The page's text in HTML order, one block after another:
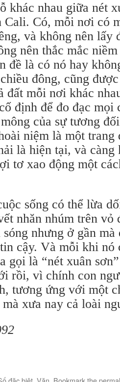
khác nhau giữa nét
Cali. Có, mỗi nơi có
và không nên lấy
nên thắc mắc
đề là có nó hay
đông, cũng
đất mỗi nơi khác
định để đo đạc mọi
của sự tương
niệm là một trang
là hiện tại, và càng
tơ xao động một
sống có thể lừa
nhăn nhúm trên vỏ
nhưng ở gần
cậy. Và mỗi khi nó
gọi là “nét xuân
rồi, vì chính con
tương ứng với một
xưa nay cả loài